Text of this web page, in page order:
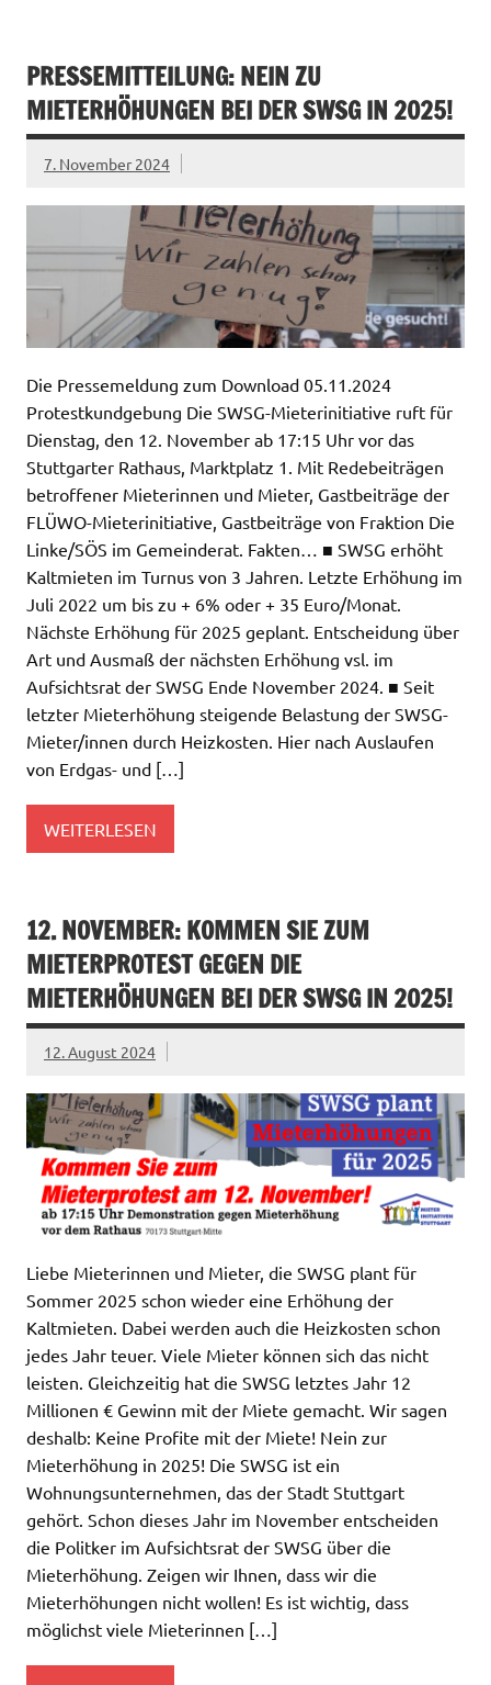
PRESSEMITTEILUNG: NEIN ZU
MIETERHÖHUNGEN BEI DER SWSG IN 2025!
7. November 2024
Die Pressemeldung zum Download 05.11.2024
Protestkundgebung Die SWSG-Mieterinitiative ruft für
Dienstag, den 12. November ab 17:15 Uhr vor das
Stuttgarter Rathaus, Marktplatz 1. Mit Redebeiträgen
betroffener Mieterinnen und Mieter, Gastbeiträge der
FLÜWO-Mieterinitiative, Gastbeiträge von Fraktion Die
Linke/SÖS im Gemeinderat. Fakten… ■ SWSG erhöht
Kaltmieten im Turnus von 3 Jahren. Letzte Erhöhung im
Juli 2022 um bis zu + 6% oder + 35 Euro/Monat.
Nächste Erhöhung für 2025 geplant. Entscheidung über
Art und Ausmaß der nächsten Erhöhung vsl. im
Aufsichtsrat der SWSG Ende November 2024. ■ Seit
letzter Mieterhöhung steigende Belastung der SWSG-
Mieter/innen durch Heizkosten. Hier nach Auslaufen
von Erdgas- und […]
WEITERLESEN
12. NOVEMBER: KOMMEN SIE ZUM
MIETERPROTEST GEGEN DIE
MIETERHÖHUNGEN BEI DER SWSG IN 2025!
12. August 2024
Liebe Mieterinnen und Mieter, die SWSG plant für
Sommer 2025 schon wieder eine Erhöhung der
Kaltmieten. Dabei werden auch die Heizkosten schon
jedes Jahr teuer. Viele Mieter können sich das nicht
leisten. Gleichzeitig hat die SWSG letztes Jahr 12
Millionen € Gewinn mit der Miete gemacht. Wir sagen
deshalb: Keine Profite mit der Miete! Nein zur
Mieterhöhung in 2025! Die SWSG ist ein
Wohnungsunternehmen, das der Stadt Stuttgart
gehört. Schon dieses Jahr im November entscheiden
die Politker im Aufsichtsrat der SWSG über die
Mieterhöhung. Zeigen wir Ihnen, dass wir die
Mieterhöhungen nicht wollen! Es ist wichtig, dass
möglichst viele Mieterinnen […]